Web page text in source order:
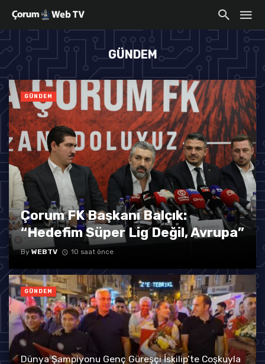
GÜNDEM
Çorum FK Başkanı Balçık:
“Hedefim Süper Lig Değil, Avrupa”
ByWEBTV 10 saat önce
GÜNDEM
Dünya Şampiyonu Genç Güreşçi İskilip’te Coşkuyla
GÜNDEM